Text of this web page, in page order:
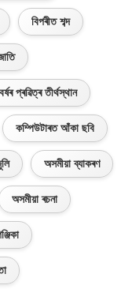
বিপৰীত শব্দ
প্ৰৱিত্ৰ তীৰ্থস্থান
কম্পিউটাৰত আঁকা ছবি
অসমীয়া ব্যাকৰণ
অসমীয়া ৰচনা